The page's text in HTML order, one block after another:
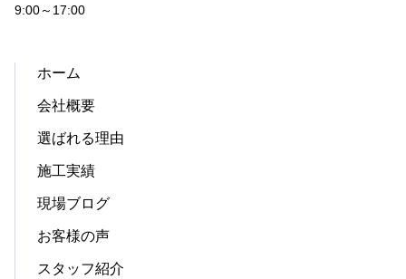
9:00～17:00
ホーム
会社概要
選ばれる理由
施工実績
現場ブログ
お客様の声
スタッフ紹介